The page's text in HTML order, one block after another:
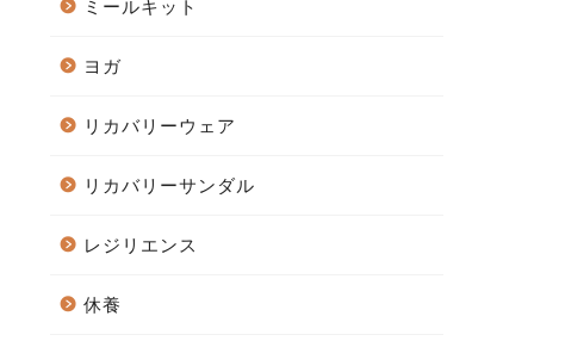
ミールキット
ヨガ
リカバリーウェア
リカバリーサンダル
レジリエンス
休養